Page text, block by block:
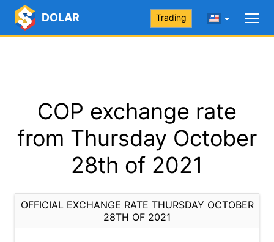
DOLAR Trading
COP exchange rate
from Thursday October
28th of 2021
OFFICIAL EXCHANGE RATE THURSDAY OCTOBER
28TH OF 2021